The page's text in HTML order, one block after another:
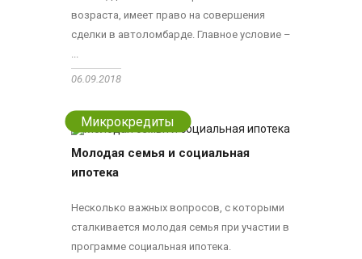
возраста, имеет право на совершения
сделки в автоломбарде. Главное условие –
06.09.2018
Микрокредиты
Молодая семья и социальная
ипотека
Несколько важных вопросов, с которыми
сталкивается молодая семья при участии в
программе социальная ипотека.